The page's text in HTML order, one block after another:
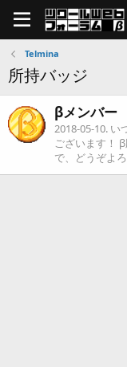
Telmina
所持バッジ
βメンバー
2018-05-10. い
ございます！
で、どうぞよ